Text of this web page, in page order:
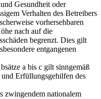
Gesundheit oder
Verhalten des Betreibers
vorhersehbaren
nach auf die
begrenzt. Dies gilt
entgangenen
a bis c gilt sinngemäß
Erfüllungsgehilfen des
zwingendem nationalem